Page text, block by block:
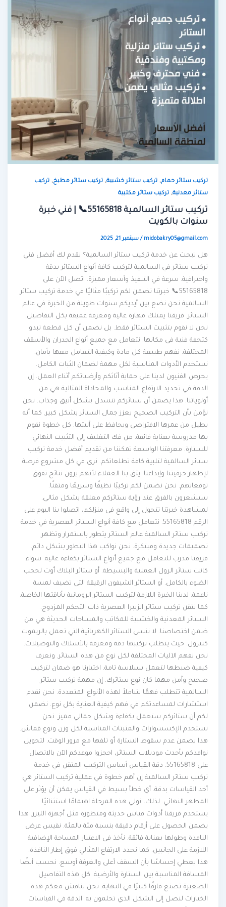
تركيب ستائر حمام,تركيب ستائر خشبية,تركيب ستائر مطبخ,تركيب
ستائر معدنية,تركيب ستائر مكتبية
تركيب ستائر السالمية 55165818📞 | فني خبرة
سنوات بالكويت
midobakry05@gmail.com
/سبتمبر 21, 2025
هل تبحث عن خدمة تركيب ستائر السالمية؟ نقدم لك أفضل فني
تركيب ستائر في السالمية لتركيب كافة أنواع الستائر بدقة
واحترافية. سرعة في التنفيذ وأسعار مميزة. اتصل الآن على
55165818📞 خبرتنا تضمن لكم تركيبًا مثاليًا في خدمة تركيب ستائر
السالمية نحن نضع بين أيديكم سنوات طويلة من الخبرة في عالم
الستائر. فريقنا يمتلك مهارة عالية ومعرفة عميقة بكل التفاصيل.
نحن لا نقوم بتثبيت الستائر فقط. بل نضمن أن كل قطعة تبدو
كتحفة فنية في مكانها. نتعامل مع جميع أنواع الجدران والأسقف
المختلفة. نفهم طبيعة كل مادة وكيفية التعامل معها بأمان.
نستخدم الأدوات المناسبة لكل مهمة لضمان الثبات الكامل.
يحرص الفنيون لدينا على حماية أثاثكم وأرضياتكم أثناء العمل. إن
الدقة في تحديد الارتفاع المناسب والمحاذاة المثالية هي من
أولوياتنا. هذا يضمن أن ستائركم تنسدل بشكل أنيق وجذاب. نحن
نؤمن بأن التركيب الصحيح يعزز جمال الستائر بشكل كبير. كما أنه
يطيل من عمرها الافتراضي ويحافظ على آليتها. كل خطوة نقوم
بها مدروسة بعناية فائقة. من فك التغليف إلى التثبيت النهائي
للستارة. معرفتنا الواسعة تمكننا من تقديم أفضل خدمة تركيب
ستائر السالمية لتلبية كافة تطلعاتكم. نرى في كل مشروع فرصة
لإظهار حرفيتنا وإبداعنا. يثق بنا العملاء لأنهم يرون نتائج تفوق
توقعاتهم. نحن نضمن لكم تركيبًا نظيفًا وسريعًا ومتقنًا.
ستشعرون بالفرق عند رؤية ستائركم معلقة بشكل مثالي.
لمشاهدة خبرتنا تتحول إلى واقع في منزلكم، اتصلوا بنا اليوم على
الرقم 55165818. نتعامل مع كافة أنواع الستائر العصرية في خدمة
تركيب ستائر السالمية عالم الستائر يتطور باستمرار وتظهر
تصميمات جديدة ومبتكرة. نحن نواكب هذا التطور بشكل دائم.
فريقنا مدرب للتعامل مع جميع أنواع الستائر بكفاءة عالية. سواء
كانت ستائر الرول العملية والبسيطة. أو ستائر البلاك أوت لحجب
الضوء بالكامل. أو الستائر الشيفون الرقيقة التي تضيف لمسة
ناعمة. لدينا الخبرة اللازمة لتركيب الستائر الرومانية بأناقتها الخاصة.
كما نتقن تركيب ستائر الزيبرا العصرية ذات التحكم المزدوج.
الستائر المعدنية والخشبية للمكاتب والمساحات الحديثة هي من
ضمن اختصاصنا. لا ننسى الستائر الكهربائية التي تعمل بالريموت
كنترول. حيث يتطلب تركيبها دقة ومعرفة بالأسلاك والتوصيلات.
نحن نفهم الآليات المختلفة لكل نوع من هذه الستائر. ونعرف
كيفية ضبطها لتعمل بسلاسة تامة. اختيارنا هو ضمان لتركيب
صحيح وآمن مهما كان نوع ستائرك. إن مهمة تركيب ستائر
السالمية تتطلب فهمًا شاملاً لهذه الأنواع المتعددة. نحن نقدم
استشارات لمساعدتكم في فهم كيفية العناية بكل نوع. نضمن
لكم أن ستائركم ستعمل بكفاءة وشكل جمالي مميز. نحن
نستخدم الإكسسوارات والمثبتات المناسبة لكل وزن ونوع قماش.
هذا يضمن عدم سقوط الستارة أو تلفها مع مرور الوقت. لتحويل
نوافذكم بأحدث موديلات الستائر، احجزوا موعدكم الآن بالاتصال
على 55165818. دقة القياس أساس التركيب المتقن في خدمة
تركيب ستائر السالمية إن أهم خطوة في عملية تركيب الستائر هي
أخذ القياسات بدقة. أي خطأ بسيط في القياس يمكن أن يؤثر على
المظهر النهائي. لذلك، نولي هذه المرحلة اهتمامًا استثنائيًا.
يستخدم فريقنا أدوات قياس حديثة ومتطورة مثل أجهزة الليزر. هذا
يضمن الحصول على أرقام دقيقة بنسبة مئة بالمئة. نقيس عرض
النافذة وطولها بعناية فائقة. نأخذ في الاعتبار المساحة الإضافية
اللازمة على الجانبين. كما نحدد الارتفاع المثالي فوق إطار النافذة.
هذا يعطي إحساسًا بأن السقف أعلى والغرفة أوسع. نحسب أيضًا
المسافة المناسبة بين الستارة والأرضية. كل هذه التفاصيل
الصغيرة تصنع فارقًا كبيرًا في النهاية. نحن نناقش معكم هذه
الخيارات لنصل إلى الشكل الذي تحلمون به. الدقة في القياسات